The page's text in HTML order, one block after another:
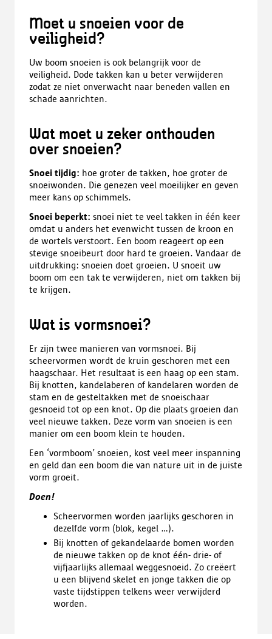
Moet u snoeien voor de
veiligheid?
Uw boom snoeien is ook belangrijk voor de
veiligheid. Dode takken kan u beter verwijderen
zodat ze niet onverwacht naar beneden vallen en
schade aanrichten.
Wat moet u zeker onthouden
over snoeien?
Snoei tijdig: hoe groter de takken, hoe groter de
snoeiwonden. Die genezen veel moeilijker en geven
meer kans op schimmels.
Snoei beperkt: snoei niet te veel takken in één keer
omdat u anders het evenwicht tussen de kroon en
de wortels verstoort. Een boom reageert op een
stevige snoeibeurt door hard te groeien. Vandaar de
uitdrukking: snoeien doet groeien. U snoeit uw
boom om een tak te verwijderen, niet om takken bij
te krijgen.
Wat is vormsnoei?
Er zijn twee manieren van vormsnoei. Bij
scheervormen wordt de kruin geschoren met een
haagschaar. Het resultaat is een haag op een stam.
Bij knotten, kandelaberen of kandelaren worden de
stam en de gesteltakken met de snoeischaar
gesnoeid tot op een knot. Op die plaats groeien dan
veel nieuwe takken. Deze vorm van snoeien is een
manier om een boom klein te houden.
Een ‘vormboom’ snoeien, kost veel meer inspanning
en geld dan een boom die van nature uit in de juiste
vorm groeit.
Doen!
Scheervormen worden jaarlijks geschoren in
dezelfde vorm (blok, kegel …).
Bij knotten of gekandelaarde bomen worden
de nieuwe takken op de knot één- drie- of
vijfjaarlijks allemaal weggesnoeid. Zo creëert
u een blijvend skelet en jonge takken die op
vaste tijdstippen telkens weer verwijderd
worden.